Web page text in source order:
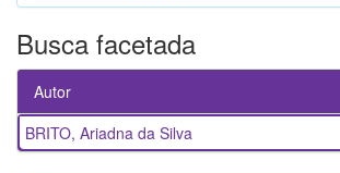
Busca facetada
Autor
BRITO, Ariadna da Silva